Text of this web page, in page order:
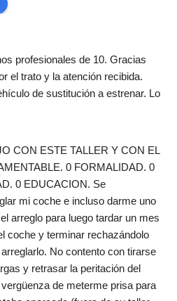
profesionales de 10. Gracias
el trato y la atención recibida.
de sustitución a estrenar. Lo
CON ESTE TALLER Y CON EL
0 FORMALIDAD. 0
0 EDUCACION. Se
mi coche e incluso darme uno
arreglo para luego tardar un mes
coche y terminar rechazándolo
No contento con tirarse
y retrasar la peritación del
de meterme prisa para